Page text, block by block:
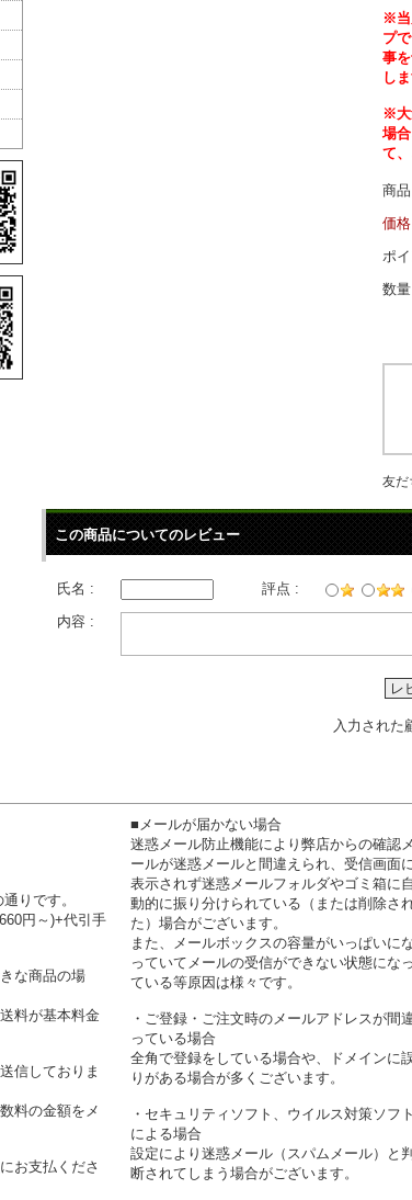
※当
プ
事
しま
※大
場
て
商
価
ポ
数量
友だ
この商品についてのレビュー
氏名 :
評点 :
内容 :
レ
入力された
りです。
円～)+代引手
な商品の場
料が基本料金
信しておりま
料の金額をメ
お支払くださ
■メールが届かない場合
迷惑メール防止機能により弊店からの確認メ
ールが迷惑メールと間違えられ、受信画面
表示されず迷惑メールフォルダやゴミ箱に自
動的に振り分けられている（または削除さ
た）場合がございます。
また、メールボックスの容量がいっぱいに
っていてメールの受信ができない状態になっ
ている等原因は様々です。
・ご登録・ご注文時のメールアドレスが間
っている場合
全角で登録をしている場合や、ドメインに
りがある場合が多くございます。
・セキュリティソフト、ウイルス対策ソフト
による場合
設定により迷惑メール（スパムメール）と判
断されてしまう場合がございます。